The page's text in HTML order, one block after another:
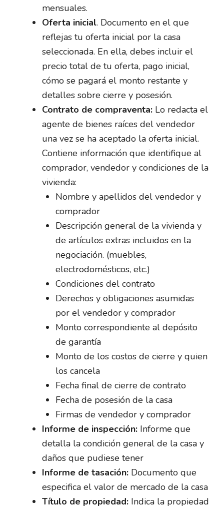
mensuales.
Oferta inicial. Documento en el que
reflejas tu oferta inicial por la casa
seleccionada. En ella, debes incluir el
precio total de tu oferta, pago inicial,
cómo se pagará el monto restante y
detalles sobre cierre y posesión.
Contrato de compraventa: Lo redacta el
agente de bienes raíces del vendedor
una vez se ha aceptado la oferta inicial.
Contiene información que identifique al
comprador, vendedor y condiciones de la
vivienda:
Nombre y apellidos del vendedor y
comprador
Descripción general de la vivienda y
de artículos extras incluidos en la
negociación. (muebles,
electrodomésticos, etc.)
Condiciones del contrato
Derechos y obligaciones asumidas
por el vendedor y comprador
Monto correspondiente al depósito
de garantía
Monto de los costos de cierre y quien
los cancela
Fecha final de cierre de contrato
Fecha de posesión de la casa
Firmas de vendedor y comprador
Informe de inspección: Informe que
detalla la condición general de la casa y
daños que pudiese tener
Informe de tasación: Documento que
especifica el valor de mercado de la casa
Título de propiedad: Indica la propiedad